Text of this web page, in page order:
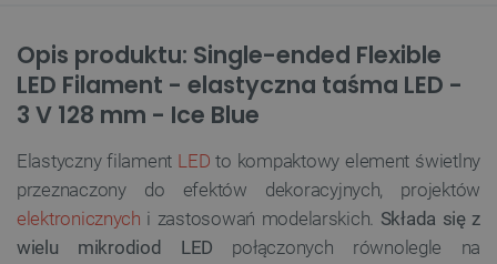
Opis produktu: Single-ended Flexible
LED Filament - elastyczna taśma LED -
3 V 128 mm - Ice Blue
Elastyczny filament LED to kompaktowy element świetlny
przeznaczony do efektów dekoracyjnych, projektów
elektronicznych i zastosowań modelarskich. Składa się z
wielu mikrodiod LED połączonych równolegle na